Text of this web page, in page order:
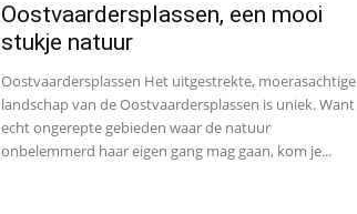
Oostvaardersplassen, een mooi
stukje natuur
Oostvaardersplassen Het uitgestrekte, moerasachtige
landschap van de Oostvaardersplassen is uniek. Want
echt ongerepte gebieden waar de natuur
onbelemmerd haar eigen gang mag gaan, kom je...